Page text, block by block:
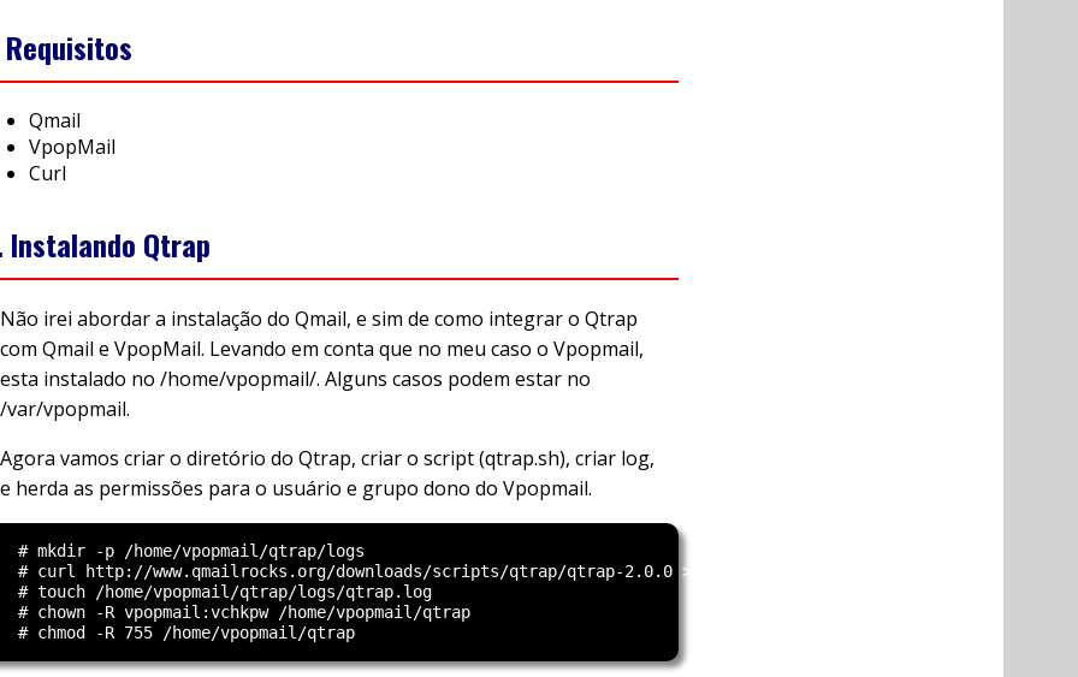
Requisitos
Qmail
VpopMail
Curl
Instalando Qtrap
Não irei abordar a instalação do Qmail, e sim de como integrar o Qtrap
com Qmail e VpopMail. Levando em conta que no meu caso o Vpopmail,
esta instalado no /home/vpopmail/. Alguns casos podem estar no
/var/vpopmail.
Agora vamos criar o diretório do Qtrap, criar o script (qtrap.sh), criar log,
e herda as permissões para o usuário e grupo dono do Vpopmail.
  # mkdir -p /home/vpopmail/qtrap/logs
  # curl http://www.qmailrocks.org/downloads/scripts/qtrap/qtrap-2.0.0 >> /home/vpopmail/qtrap/qtrap.sh
  # touch /home/vpopmail/qtrap/logs/qtrap.log
  # chown -R vpopmail:vchkpw /home/vpopmail/qtrap